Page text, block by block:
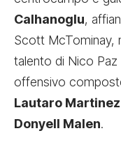
Calhanoglu,
Scott McTominay,
talento di Nico
offensivo
Lautaro Martinez
Donyell Malen.